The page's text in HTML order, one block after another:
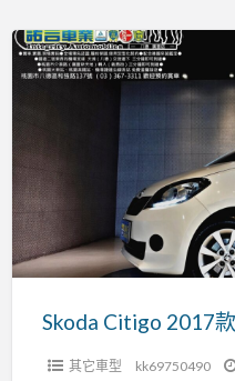
Skoda
Citigo
2017
款
自
手
排
1.1L
以
其它車型 kk69750490